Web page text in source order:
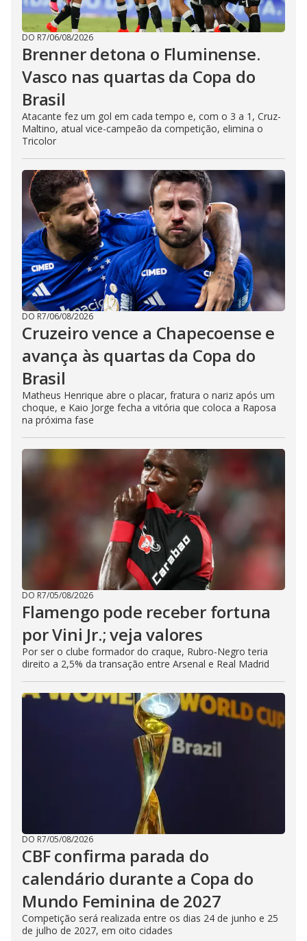
DO R7/06/08/2026
Brenner detona o Fluminense.
Vasco nas quartas da Copa do
Brasil
Atacante fez um gol em cada tempo e, com o 3 a 1, Cruz-
Maltino, atual vice-campeão da competição, elimina o
Tricolor
DO R7/06/08/2026
Cruzeiro vence a Chapecoense e
avança às quartas da Copa do
Brasil
Matheus Henrique abre o placar, fratura o nariz após um
choque, e Kaio Jorge fecha a vitória que coloca a Raposa
na próxima fase
DO R7/05/08/2026
Flamengo pode receber fortuna
por Vini Jr.; veja valores
Por ser o clube formador do craque, Rubro-Negro teria
direito a 2,5% da transação entre Arsenal e Real Madrid
DO R7/05/08/2026
CBF confirma parada do
calendário durante a Copa do
Mundo Feminina de 2027
Competição será realizada entre os dias 24 de junho e 25
de julho de 2027, em oito cidades